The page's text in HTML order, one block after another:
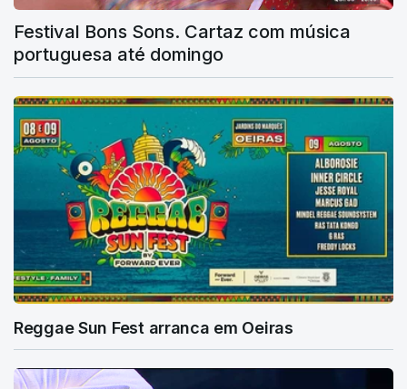
Festival Bons Sons. Cartaz com música
portuguesa até domingo
Reggae Sun Fest arranca em Oeiras